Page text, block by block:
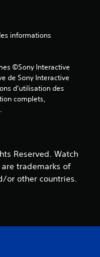
©Sony Interactive
de Sony Interactive
d’utilisation des
complets,
Reserved. Watch
trademarks of
or other countries.